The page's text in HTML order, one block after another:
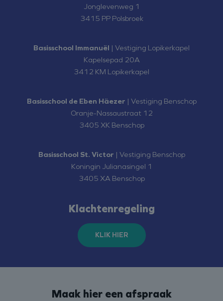
Jonglevenweg 1
3415 PP Polsbroek
Basisschool Immanuël | Vestiging Lopikerkapel
Kapelsepad 20A
3412 KM Lopikerkapel
Basisschool de Eben Häezer | Vestiging Benschop
Oranje-Nassaustraat 12
3405 XK Benschop
Basisschool St. Victor | Vestiging Benschop
Koningin Julianasingel 1
3405 XA Benschop
Klachtenregeling
KLIK HIER
Maak hier een afspraak